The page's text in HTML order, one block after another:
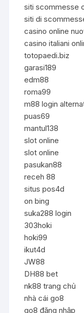
siti scommesse
siti di
casino online
casino italiani
totopaedi.biz
garasi189
edm88
roma99
m88 login
puas69
mantul138
slot online
slot online
pasukan88
receh 88
situs pos4d
on bing
suka288 login
303hoki
hoki99
ikut4d
JW88
DH88 bet
nk88 trang chủ
nhà cái go8
go8 đăng nhập